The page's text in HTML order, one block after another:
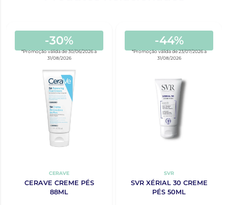
-30%
*Promoção válida de 30/06/2026 a
31/08/2026
CERAVE
CERAVE CREME PÉS
88ML
-44%
*Promoção válida de 23/07/2026 a
31/08/2026
SVR
SVR XÉRIAL 30 CREME
PÉS 50ML